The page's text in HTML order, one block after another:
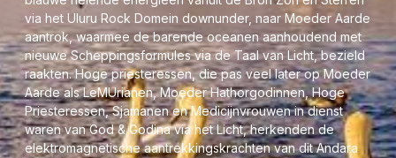
maar in steen kunnen ontstaan en niet in glas!
Vergeet niet om links onderaan deze pagina, ook de info
over mijn ‘Andara Obsidiaan Kristal’ te lezen , want daarna
zal je beter kunnen begrijpen wie jij dus van Oorsprong bent.
via het Uluru Rock Domein downunder, naar Moeder Aarde
aantrok, waarmee de barende oceanen aanhoudend met
nieuwe Scheppingsformules via de Taal van Licht, bezield
raakten. Hoge priesteressen, die pas veel later op Moeder
Aarde als LeMUrianen, Moeder Hathorgodinnen, Hoge
Priesteressen, Sjamanen en Medicijnvrouwen in dienst
waren van God & Godina via het Licht, herkenden de
elektromagnetische aantrekkingskrachten van dit Andara